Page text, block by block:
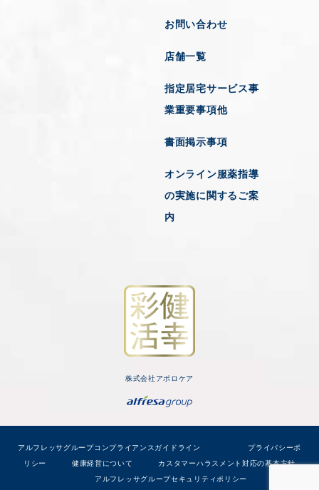
お問い合わせ
店舗一覧
指定居宅サービス事
業重要事項他
書面掲示事項
オンライン服薬指導
の実施に関するご案
内
株式会社アポロケア
アルフレッサグループコンプライアンスガイドライン
プライバシーポ
リシー
健康経営について
カスタマーハラスメント対応の基本方針
アルフレッサグループセキュリティポリシー